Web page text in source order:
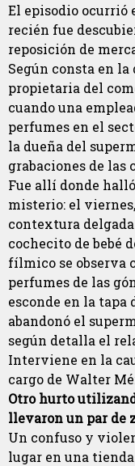
El episodio ocurrió
recién fue
reposición de
Según consta en
propietaria del
cuando una
perfumes en el
la dueña del
grabaciones de las
Fue allí donde
misterio: el viernes,
contextura
cochecito de bebé
fílmico se observa
perfumes de las
esconde en la tapa
abandonó el
según detalla el
Interviene en la
cargo de Walter
Otro hurto
llevaron un par de
Un confuso y
lugar en una